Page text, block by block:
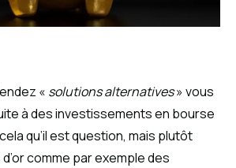
« solutions alternatives» vous
à des investissements en bourse
qu’il est question, mais plutôt
comme par exemple des